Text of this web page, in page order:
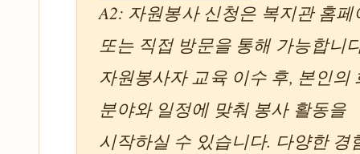
A2: 자원봉사 신청은 복지관 홈페
또는 직접 방문을 통해 가능합니
자원봉사자 교육 이수 후, 본인의
분야와 일정에 맞춰 봉사 활동을
시작하실 수 있습니다. 다양한 경